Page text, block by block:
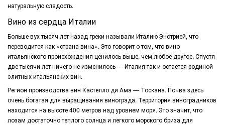
натуральную сладость.
Вино из сердца Италии
Больше вух тысяч лет назад греки называли Италию Энотрией, что
переводится как «страна вина». Это говорит о том, что вино
итальянского происхождения ценилось выше, чем любое другое. Спустя
две тысячи лет ничего не изменилось — Италия так и остается родиной
элитных итальянских вин.
Регион производства вин Кастелло ди Ама — Тоскана. Почва здесь
очень богатая для выращивания винограда. Территория виноградников
находится на высоте 400 метров над уровнем моря. Это значит, что
лозам достаточно теплого солнца и легкого морского бриза для